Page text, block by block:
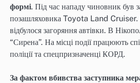
формі. Під час нападу чиновник був
позашляховика Toyota Land Cruiser.
відбулося загоряння автівки. В
“Сирена”. На місці події працюють
поліції та спецпризначенці КОРД.
За фактом вбивства заступника